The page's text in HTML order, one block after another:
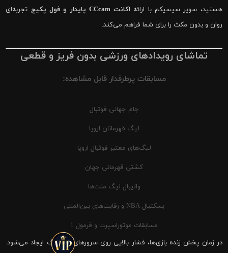
هستید، سوپر سیسیکم با ارائه اکانت CCcam پایدار و فول پکیج
تجربه‌ای
روان و بدون مکث را برای شما فراهم می‌کند.
تماشای رویدادهای ورزشی بدون فریز و قطعی
مسابقات پرطرفدار قابل مشاهده:
جام جهانی فوتبال
لیگ قهرمانان اروپا
لیگ‌های معتبر فوتبال اروپا
کشتی قهرمانی جهان
والیبال لیگ ملت‌ها
بسکتبال NBA و رقابت‌های بین‌المللی
مسابقات موتوراسپرت و فرمول 1
در زمان پخش زنده بازی‌ها، فشار بالایی روی سرورهای شیرینگ ایجاد می‌شود.